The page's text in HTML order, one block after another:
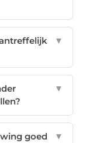
▼
▼
goed
▼